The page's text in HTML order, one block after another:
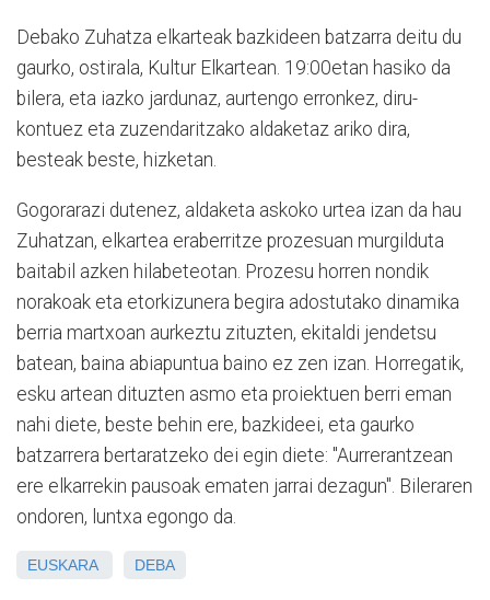
Debako Zuhatza elkarteak bazkideen batzarra deitu du
gaurko, ostirala, Kultur Elkartean. 19:00etan hasiko da
bilera, eta iazko jardunaz, aurtengo erronkez, diru-
kontuez eta zuzendaritzako aldaketaz ariko dira,
besteak beste, hizketan.
Gogorarazi dutenez, aldaketa askoko urtea izan da hau
Zuhatzan, elkartea eraberritze prozesuan murgilduta
baitabil azken hilabeteotan. Prozesu horren nondik
norakoak eta etorkizunera begira adostutako dinamika
berria martxoan aurkeztu zituzten, ekitaldi jendetsu
batean, baina abiapuntua baino ez zen izan. Horregatik,
esku artean dituzten asmo eta proiektuen berri eman
nahi diete, beste behin ere, bazkideei, eta gaurko
batzarrera bertaratzeko dei egin diete: "Aurrerantzean
ere elkarrekin pausoak ematen jarrai dezagun". Bileraren
ondoren, luntxa egongo da.
EUSKARA DEBA